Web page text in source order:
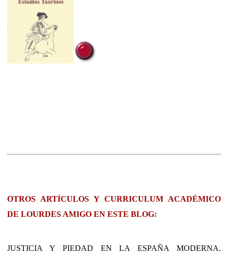
OTROS ARTÍCULOS Y CURRICULUM ACADÉMICO
DE LOURDES AMIGO EN ESTE BLOG:
JUSTICIA Y PIEDAD EN LA ESPAÑA MODERNA.